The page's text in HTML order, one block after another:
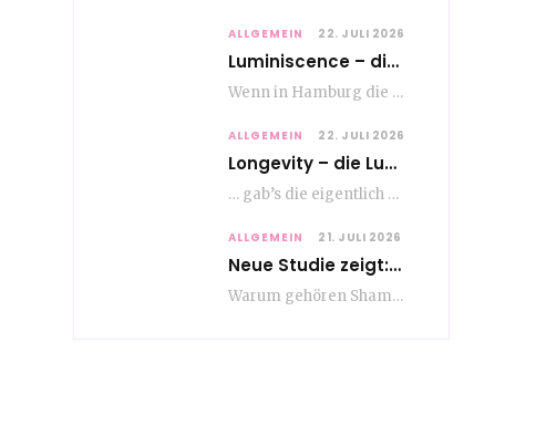
ALLGEMEIN 22. JULI 2026
Luminiscence – die berauschende Macht von klingenden Bildern
Wenn in Hamburg die Mauern zu sprechen beginnen, dann ist es die unverwechselbare, tiefsonore Stimme…
ALLGEMEIN 22. JULI 2026
Longevity – die Lust am langen Leben
… gab’s die eigentlich schon vor Erfindung des ultimativen Trends? Keine Ahnung – ich glaube,…
ALLGEMEIN 21. JULI 2026
Neue Studie zeigt: Die Pflegeroutine gibt dem Alltag Struktur
Warum gehören Shampoo, Zahnpasta oder Gesichtscreme für die meisten Menschen in Europa ganz selbstverständlich zum…